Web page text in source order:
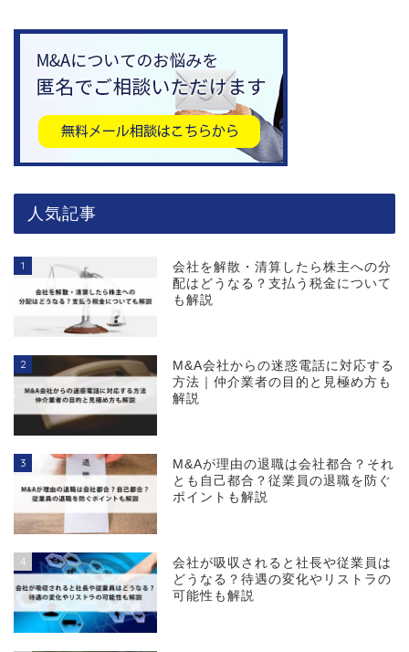
人気記事
1
会社を解散・清算したら株主への分
配はどうなる？支払う税金について
も解説
2
M&A会社からの迷惑電話に対応する
方法｜仲介業者の目的と見極め方も
解説
3
M&Aが理由の退職は会社都合？それ
とも自己都合？従業員の退職を防ぐ
ポイントも解説
4
会社が吸収されると社長や従業員は
どうなる？待遇の変化やリストラの
可能性も解説